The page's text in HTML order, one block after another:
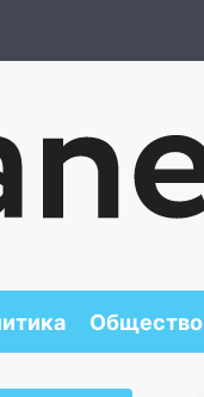
Общество